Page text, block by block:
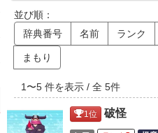
並び順：
辞典番号
名前 ランク
まもり
1 〜5 件を表示 / 全 5件
1位 破怪